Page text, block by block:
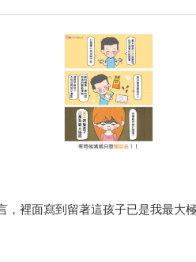
，裡面寫到留著這孩子已是我最大